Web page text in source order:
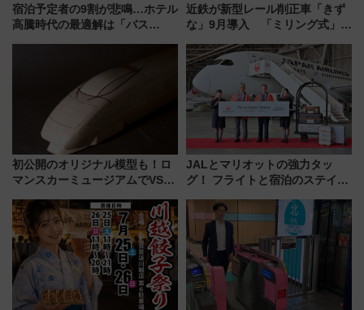
宿泊予定者の9割が悲鳴…ホテル
高騰時代の最適解は「バス
近鉄が新型レール削正車「きず
な」9月導入 「ミリング式」採
化！安全性や乗り心地の向上に
貢献するだけでなく、全線区で
活躍するための仕組みも
初公開のオリジナル模型も！ロ
マンスカーミュージアムでVSE
15日スタート
JALとマリオットの強力タッ
グ！ フライトと宿泊のステイタ
上級会員資格を効率よく獲得す
る方法を解説